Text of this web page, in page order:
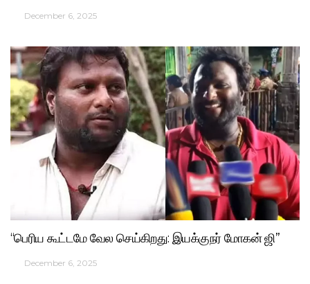
December 6, 2025
“பெரிய கூட்டமே வேல செய்கிறது: இயக்குநர் மோகன் ஜி”
December 6, 2025